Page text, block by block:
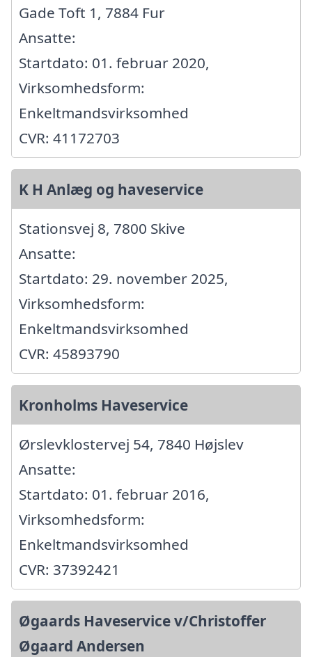
Gade Toft 1, 7884 Fur
Ansatte:
Startdato: 01. februar 2020,
Virksomhedsform:
Enkeltmandsvirksomhed
CVR: 41172703
K H Anlæg og haveservice
Stationsvej 8, 7800 Skive
Ansatte:
Startdato: 29. november 2025,
Virksomhedsform:
Enkeltmandsvirksomhed
CVR: 45893790
Kronholms Haveservice
Ørslevklostervej 54, 7840 Højslev
Ansatte:
Startdato: 01. februar 2016,
Virksomhedsform:
Enkeltmandsvirksomhed
CVR: 37392421
Øgaards Haveservice v/Christoffer
Øgaard Andersen